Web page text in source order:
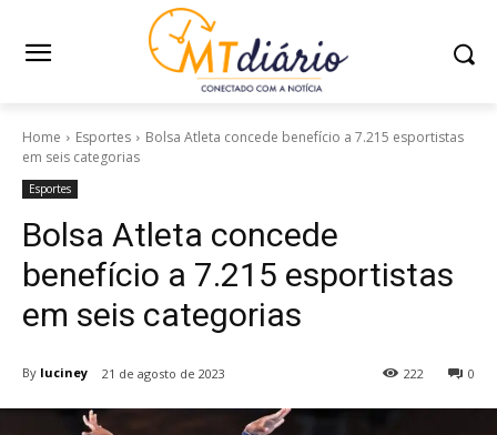
Home Esportes
Bolsa Atleta concede benefício a 7.215 esportistas
em seis categorias
Esportes
Bolsa Atleta concede
benefício a 7.215 esportistas
em seis categorias
By luciney 21 de agosto de 2023 0
222